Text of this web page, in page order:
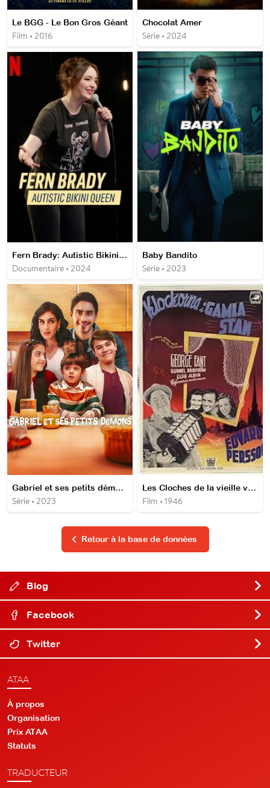
Le BGG - Le Bon Gros Géant
Film • 2016
Chocolat Amer
Série • 2024
Fern Brady: Autistic Bikini Queen
Documentaire • 2024
Baby Bandito
Série • 2023
Gabriel et ses petits démons
Série • 2023
Les Cloches de la vieille ville
Film • 1946
Retour à la base de données
Blog
Facebook
Twitter
ATAA
À propos
Organisation
Prix ATAA
Statuts
TRADUCTEUR